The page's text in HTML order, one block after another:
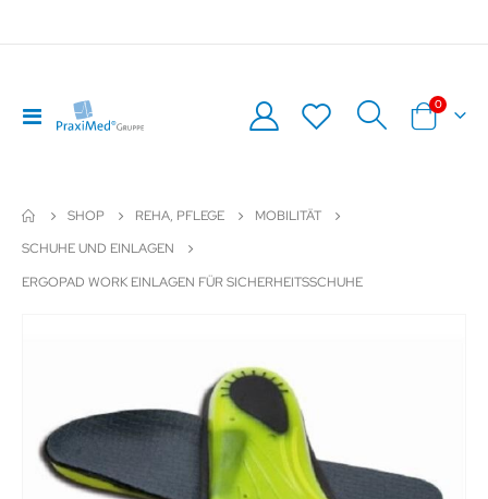
Navigation
umschalten
Warenkorb
0Artikel
SHOP REHA, PFLEGE
MOBILITÄT
SCHUHE UND EINLAGEN
ERGOPAD WORK EINLAGEN FÜR SICHERHEITSSCHUHE
springen